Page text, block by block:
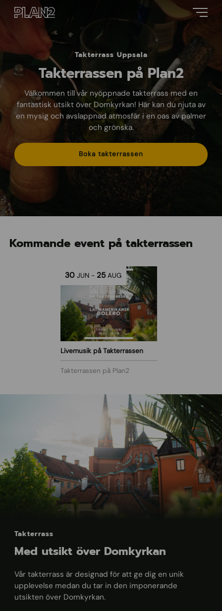
Takterrass Uppsala
Takterrassen på Plan2
Välkommen till vår nyöppnade takterrass med en
fantastisk utsikt över Domkyrkan! Här kan du njuta av
en mysig och avslappnad atmosfär i en oas av palmer
och grönska.
Boka takterrassen
Kommande event på takterrassen
30 JUN - 25 AUG
Livemusik på Takterrassen
Takterrassen på Plan2
Takterrass
Med utsikt över Domkyrkan
Vår takterrass är designad för att ge dig en unik
upplevelse medan du tar in den imponerande
utsikten över Domkyrkan.